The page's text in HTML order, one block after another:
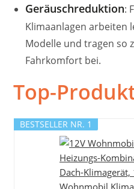
Geräuschreduktion:
Klimaanlagen arbeiten
Modelle und tragen so
Fahrkomfort bei.
Top-
BESTSELLER NR. 1